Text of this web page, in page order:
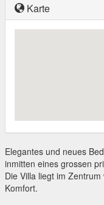
Karte
Elegantes und neues
inmitten eines grossen
Die Villa liegt im
Komfort.